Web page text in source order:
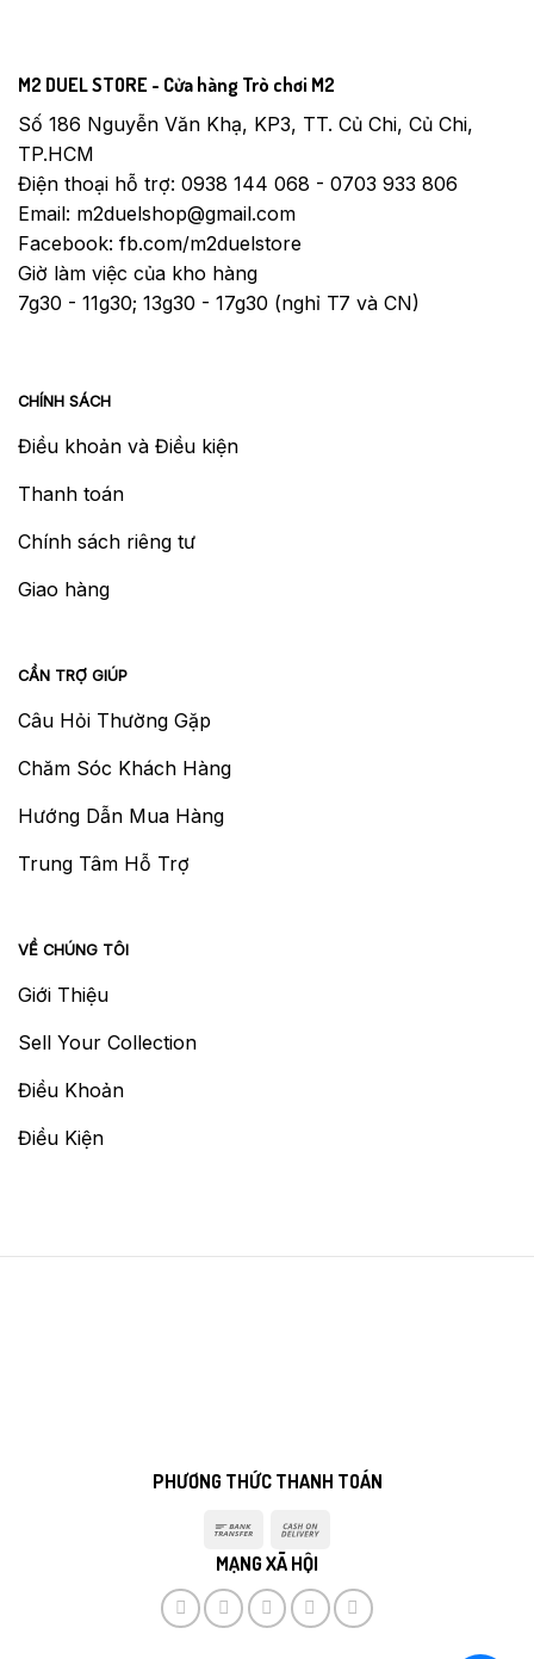
M2 DUEL STORE - Cửa hàng Trò chơi M2
Số 186 Nguyễn Văn Khạ, KP3, TT. Củ Chi, Củ Chi,
TP.HCM
Điện thoại hỗ trợ: 0938 144 068 - 0703 933 806
Email: m2duelshop@gmail.com
Facebook: fb.com/m2duelstore
Giờ làm việc của kho hàng
7g30 - 11g30; 13g30 - 17g30 (nghỉ T7 và CN)
CHÍNH SÁCH
Điều khoản và Điều kiện
Thanh toán
Chính sách riêng tư
Giao hàng
CẦN TRỢ GIÚP
Câu Hỏi Thường Gặp
Chăm Sóc Khách Hàng
Hướng Dẫn Mua Hàng
Trung Tâm Hỗ Trợ
VỀ CHÚNG TÔI
Giới Thiệu
Sell Your Collection
Điều Khoản
Điều Kiện
PHƯƠNG THỨC THANH TOÁN
Bank
Transfer
Delivery
MẠNG XÃ HỘI